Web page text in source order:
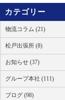
カテゴリー
物流コラム (21)
松戸出張所 (8)
お知らせ (37)
グループ本社 (111)
ブログ (98)